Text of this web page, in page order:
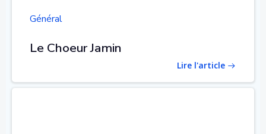
Général
Le Choeur Jamin
Lire l'article